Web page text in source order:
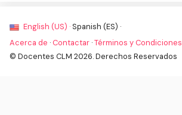
English (US) · Spanish (ES) ·
Acerca de · Contactar ·Términos y Condiciones
© Docentes CLM 2026. Derechos Reservados